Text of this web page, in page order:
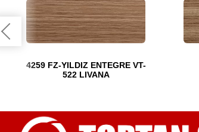
4259 FZ-YILDIZ ENTEGRE VT-
522 LIVANA